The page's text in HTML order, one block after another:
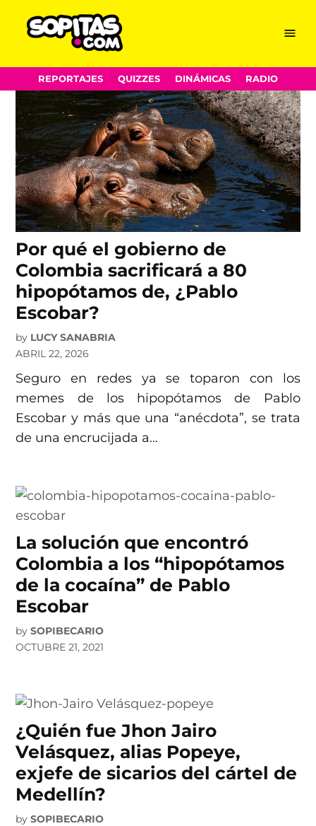
content
Menu
REPORTAJES QUIZZES DINÁMICAS RADIO
pablo escobar
Por qué el gobierno de
Colombia sacrificará a 80
hipopótamos de, ¿Pablo
Escobar?
by LUCY SANABRIA
ABRIL 22, 2026
Seguro en redes ya se toparon con los
memes de los hipopótamos de Pablo
Escobar y más que una “anécdota”, se trata
de una encrucijada a…
La solución que encontró
Colombia a los “hipopótamos
de la cocaína” de Pablo
Escobar
by SOPIBECARIO
OCTUBRE 21, 2021
¿Quién fue Jhon Jairo
Velásquez, alias Popeye,
exjefe de sicarios del cártel de
Medellín?
by SOPIBECARIO